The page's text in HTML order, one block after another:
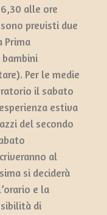
alle ore
previsti due
Prima
bambini
Per le medie
il sabato
estiva
del secondo
al
si deciderà
e la
di